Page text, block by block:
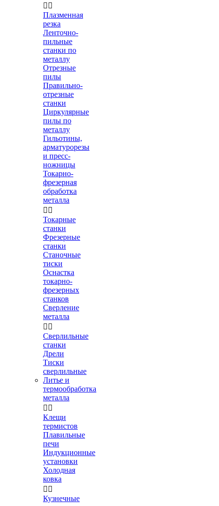
 
Плазменная
резка
Ленточно-
пильные
станки по
металлу
Отрезные
пилы
Правильно-
отрезные
станки
Циркулярные
пилы по
металлу
Гильотины,
арматурорезы
и пресс-
ножницы
Токарно-
фрезерная
обработка
металла
 
Токарные
станки
Фрезерные
станки
Станочные
тиски
Оснастка
токарно-
фрезерных
станков
Сверление
металла
 
Сверлильные
станки
Дрели
Тиски
сверлильные
Литье и
термообработка
металла
 
Клещи
термистов
Плавильные
печи
Индукционные
установки
Холодная
ковка
 
Кузнечные